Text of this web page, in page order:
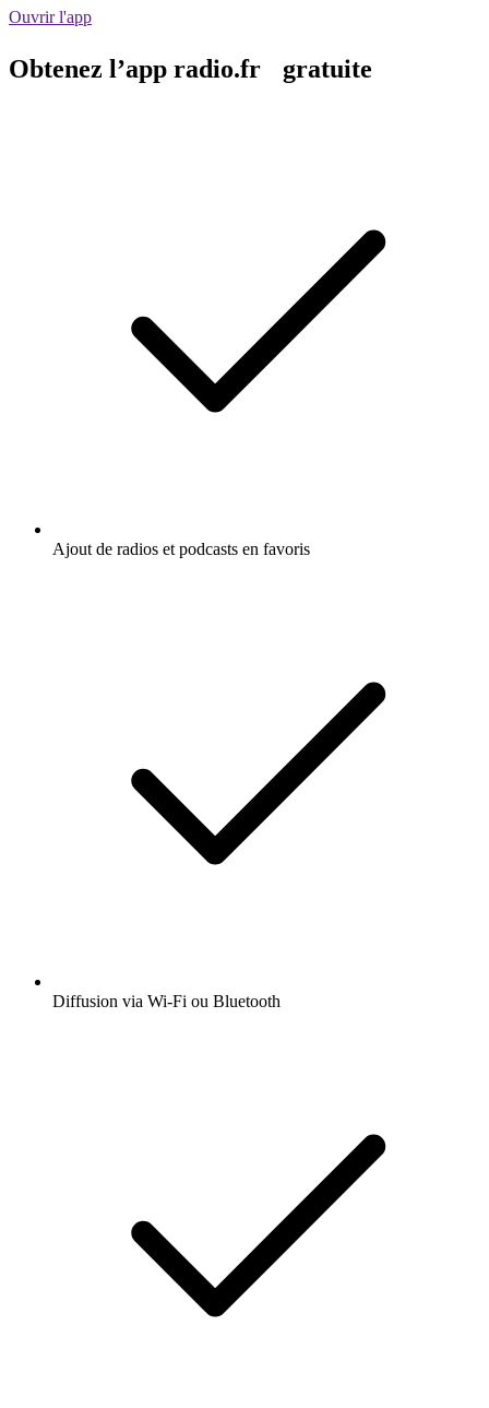
Ouvrir l'app
Obtenez l’app radio.fr gratuite
Ajout de radios et podcasts en favoris
Diffusion via Wi-Fi ou Bluetooth